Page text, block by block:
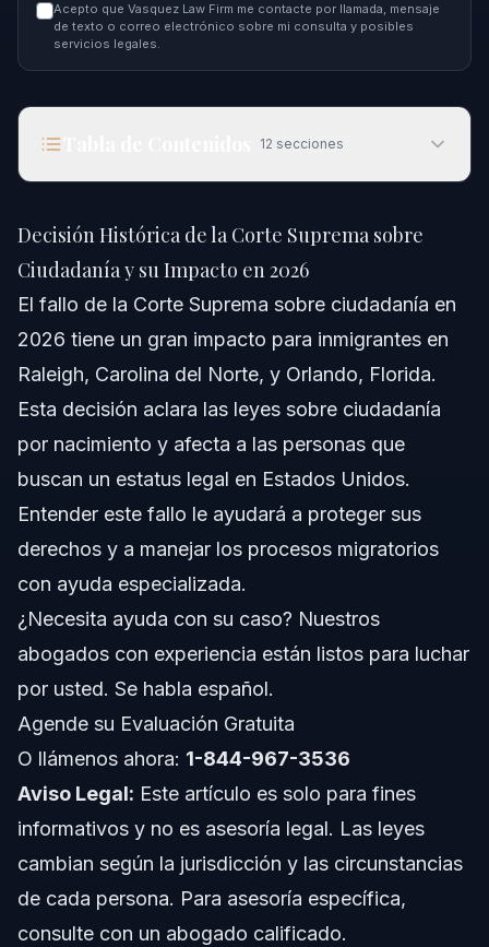
Acepto que Vasquez Law Firm me contacte por llamada, mensaje
de texto o correo electrónico sobre mi consulta y posibles
servicios legales.
12 secciones
Respuesta Rápida
Comprendiendo el Fallo de la Corte Suprema
sobre Ciudadanía
Antecedentes Históricos de la Ciudadanía por
Nacimiento
Paso a Paso: Qué Hacer Después del Fallo
Lista de Documentos y Evidencias
Cronología: Qué Esperar en los Procesos
Errores Comunes que Debe Evitar
Notas de Jurisdicción para Carolina del Norte,
Florida y a Nivel Nacional
Notas para Carolina del Norte
Notas para Florida
Conceptos a Nivel Nacional (Solo General, las Reglas
Cuándo Llamar a un Abogado Ahora
Decisión Histórica de la Corte Suprema sobre
Ciudadanía y su Impacto en 2026
El fallo de la Corte Suprema sobre ciudadanía en
2026 tiene un gran impacto para inmigrantes en
Raleigh, Carolina del Norte, y Orlando, Florida.
Esta decisión aclara las leyes sobre ciudadanía
por nacimiento y afecta a las personas que
buscan un estatus legal en Estados Unidos.
Entender este fallo le ayudará a proteger sus
derechos y a manejar los procesos migratorios
con ayuda especializada.
¿Necesita ayuda con su caso? Nuestros
abogados con experiencia están listos para luchar
por usted. Se habla español.
Agende su Evaluación Gratuita
O llámenos ahora: 1-844-967-3536
Aviso Legal: Este artículo es solo para fines
informativos y no es asesoría legal. Las leyes
cambian según la jurisdicción y las circunstancias
de cada persona. Para asesoría específica,
consulte con un abogado calificado.